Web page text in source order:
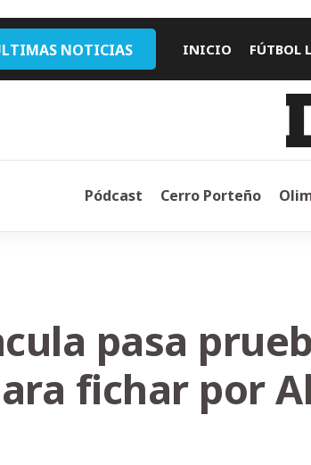
NOTICIAS INICIO FÚTBOL
Pódcast Cerro Porteño
pasa
fichar por